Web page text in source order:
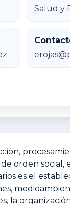
Salud y
orden social,
es el
la